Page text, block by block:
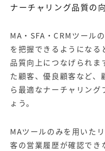
ナーチャリング品質の
MA・SFA・CRMツール
を把握できるようになる
品質向上につなげられま
た顧客、優良顧客など、
ら最適なナーチャリン
ょう。
MAツールのみを用いた
客の営業履歴が確認でき